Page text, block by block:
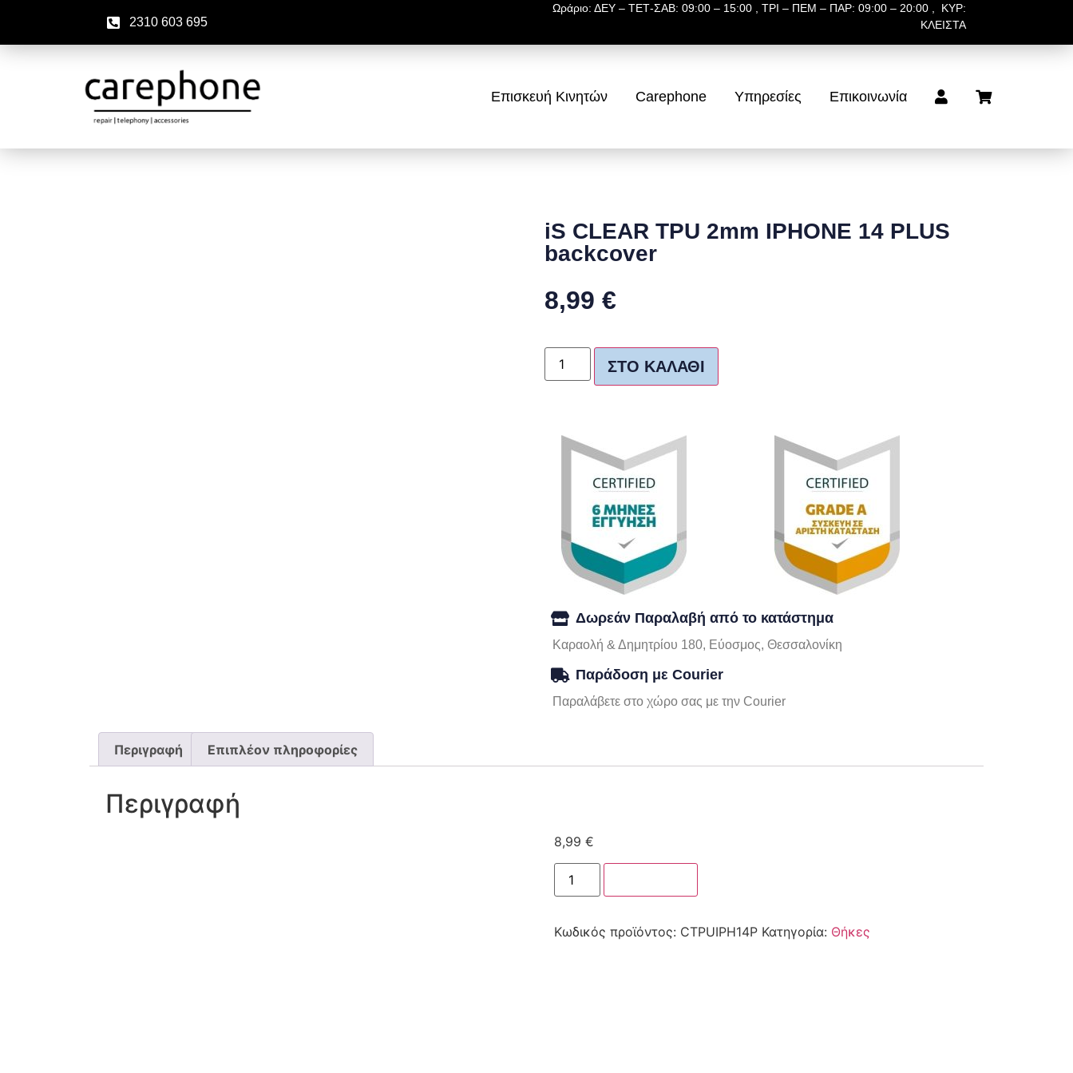
2310 603 695
Ωράριο: ΔΕΥ – ΤΕΤ-ΣΑΒ: 09:00 – 15:00 , ΤΡΙ – ΠΕΜ – ΠΑΡ: 09:00 – 20:00 , ΚΥΡ:
ΚΛΕΙΣΤΑ
Επισκευή Κινητών Carephone Υπηρεσίες Επικοινωνία
iS CLEAR TPU 2mm IPHONE 14 PLUS
backcover
8,99 €
ΣΤΟ ΚΑΛΆΘΙ
Δωρεάν Παραλαβή από το κατάστημα
Καραολή & Δημητρίου 180, Εύοσμος, Θεσσαλονίκη
Παράδοση με Courier
Παραλάβετε στο χώρο σας με την Courier
Περιγραφή Επιπλέον πληροφορίες
Περιγραφή
8,99 €
Κωδικός προϊόντος: CTPUIPH14P Κατηγορία: Θήκες